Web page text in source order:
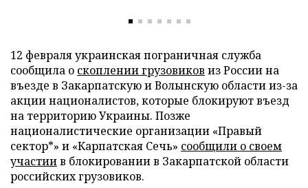
12 февраля украинская пограничная служба
сообщила о скоплении грузовиков из России на
въезде в Закарпатскую и Волынскую области из-за
акции националистов, которые блокируют въезд
на территорию Украины. Позже
националистические организации «Правый
сектор*» и «Карпатская Сечь» сообщили о своем
участиив блокировании в Закарпатской области
российских грузовиков.